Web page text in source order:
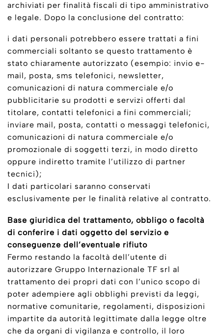
archiviati per finalità fiscali di tipo amministrativo
e legale. Dopo la conclusione del contratto:
i dati personali potrebbero essere trattati a fini
commerciali soltanto se questo trattamento è
stato chiaramente autorizzato (esempio: invio e-
mail, posta, sms telefonici, newsletter,
comunicazioni di natura commerciale e/o
pubblicitarie su prodotti e servizi offerti dal
titolare, contatti telefonici a fini commerciali;
inviare mail, posta, contatti o messaggi telefonici,
comunicazioni di natura commerciale e/o
promozionale di soggetti terzi, in modo diretto
oppure indiretto tramite l’utilizzo di partner
tecnici);
I dati particolari saranno conservati
esclusivamente per le finalità relative al contratto.
Base giuridica del trattamento, obbligo o facoltà
di conferire i dati oggetto del servizio e
conseguenze dell’eventuale rifiuto
Fermo restando la facoltà dell’utente di
autorizzare Gruppo Internazionale TF srl al
trattamento dei propri dati con l’unico scopo di
poter adempiere agli obblighi previsti da leggi,
normative comunitarie, regolamenti, disposizioni
impartite da autorità legittimate dalla legge oltre
che da organi di vigilanza e controllo, il loro